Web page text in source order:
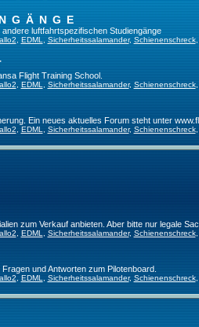
luftfahrtspezifischen Studiengänge
EDML Sicherheitssalamander, Schienenschreck,
Flight Training School.
EDML Sicherheitssalamander, Schienenschreck,
Ein neues aktuelles Forum steht unter
EDML Sicherheitssalamander, Schienenschreck,
zum Verkauf anbieten. Aber bitte nur legale
EDML Sicherheitssalamander, Schienenschreck,
und Antworten zum Pilotenboard.
EDML Sicherheitssalamander, Schienenschreck,